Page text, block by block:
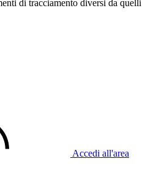
di tracciamento diversi da quelli
Accedi all'area